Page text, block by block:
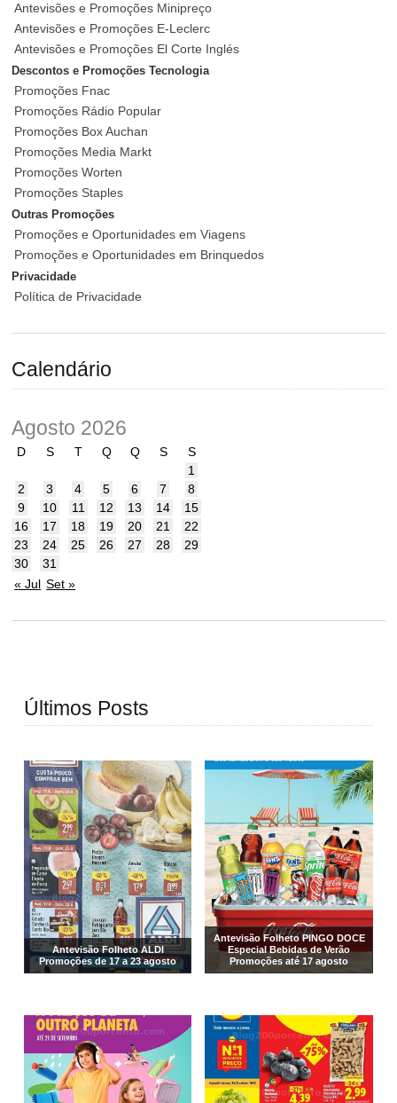
Antevisões e Promoções Minipreço
Antevisões e Promoções E-Leclerc
Antevisões e Promoções El Corte Inglés
Descontos e Promoções Tecnologia
Promoções Fnac
Promoções Rádio Popular
Promoções Box Auchan
Promoções Media Markt
Promoções Worten
Promoções Staples
Outras Promoções
Promoções e Oportunidades em Viagens
Promoções e Oportunidades em Brinquedos
Privacidade
Política de Privacidade
Calendário
Agosto 2026
D S T Q Q S
S
1
2
3 4 5 6 7
8
9
10 11 12 13 14
15
16
17 18 19 20 21
22
23
24 25 26 27 28
29
30
31
« Jul Set »
Últimos Posts
Antevisão Folheto ALDI
Promoções de 17 a 23 agosto
Antevisão Folheto PINGO DOCE
Especial Bebidas de Verão
Promoções até 17 agosto